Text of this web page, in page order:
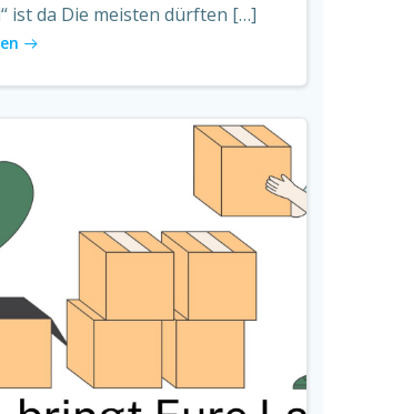
ist da Die meisten dürften […]